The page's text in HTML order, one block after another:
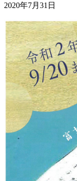
2020年7月31日